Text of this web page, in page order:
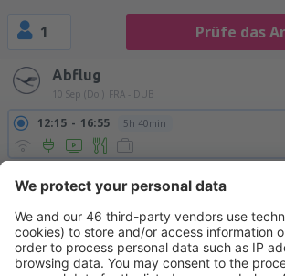
1 Prüfe das
Abflug
10 Sep (Do.) FRA - DUB
12:15 16:55 5h 40min
Rückflug
17:35 20:40 2h 5min